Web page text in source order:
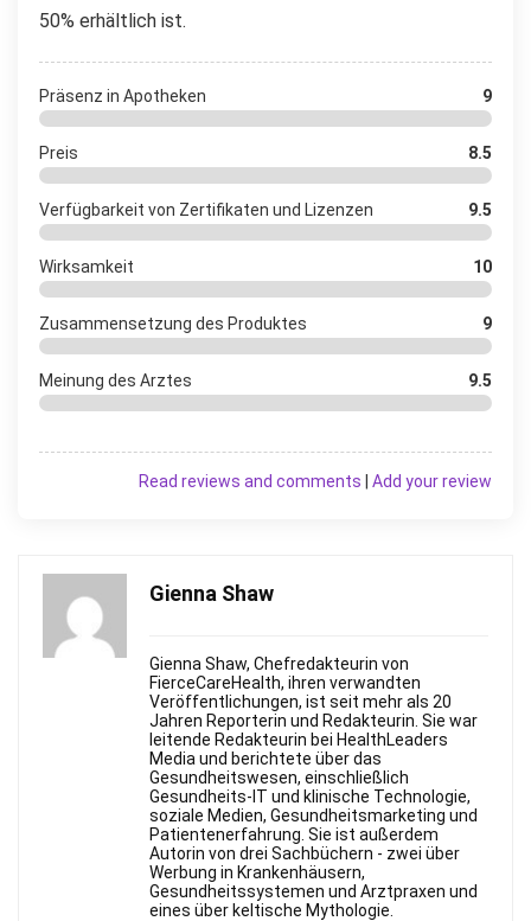
50% erhältlich ist.
Präsenz in Apotheken 9
Preis 8.5
Verfügbarkeit von Zertifikaten und Lizenzen 9.5
Wirksamkeit 10
Zusammensetzung des Produktes 9
Meinung des Arztes 9.5
Add your review
Read reviews and comments
Gienna Shaw
Gienna Shaw, Chefredakteurin von
FierceСareHealth, ihren verwandten
Veröffentlichungen, ist seit mehr als 20
Jahren Reporterin und Redakteurin. Sie war
leitende Redakteurin bei HealthLeaders
Media und berichtete über das
Gesundheitswesen, einschließlich
Gesundheits-IT und klinische Technologie,
soziale Medien, Gesundheitsmarketing und
Patientenerfahrung. Sie ist außerdem
Autorin von drei Sachbüchern - zwei über
Werbung in Krankenhäusern,
Gesundheitssystemen und Arztpraxen und
eines über keltische Mythologie.